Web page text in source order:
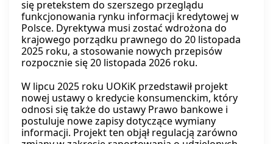
się pretekstem do szerszego przeglądu
funkcjonowania rynku informacji kredytowej w
Polsce. Dyrektywa musi zostać wdrożona do
krajowego porządku prawnego do 20 listopada
2025 roku, a stosowanie nowych przepisów
rozpocznie się 20 listopada 2026 roku.
W lipcu 2025 roku UOKiK przedstawił projekt
nowej ustawy o kredycie konsumenckim, który
odnosi się także do ustawy Prawo bankowe i
postuluje nowe zapisy dotyczące wymiany
informacji. Projekt ten objął regulacją zarówno